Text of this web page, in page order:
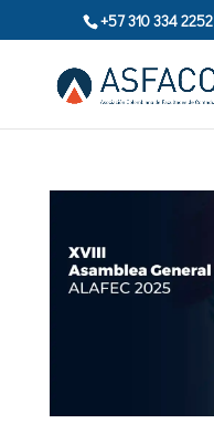
+57 310 334 2252